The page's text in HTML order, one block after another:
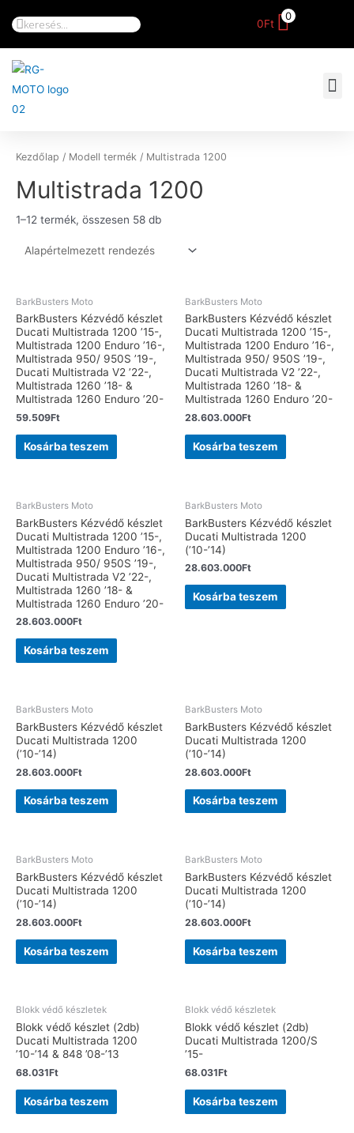
0Ft
0
Kezdőlap / Modell termék / Multistrada 1200
Multistrada 1200
1–12 termék, összesen 58 db
BarkBusters Moto
BarkBusters Kézvédő készlet
Ducati Multistrada 1200 ’15-,
Multistrada 1200 Enduro ’16-,
Multistrada 950/ 950S ’19-,
Ducati Multistrada V2 ’22-,
Multistrada 1260 ’18- &
Multistrada 1260 Enduro ’20-
59.509Ft
Kosárba teszem
BarkBusters Moto
BarkBusters Kézvédő készlet
Ducati Multistrada 1200 ’15-,
Multistrada 1200 Enduro ’16-,
Multistrada 950/ 950S ’19-,
Ducati Multistrada V2 ’22-,
Multistrada 1260 ’18- &
Multistrada 1260 Enduro ’20-
28.603.000Ft
Kosárba teszem
BarkBusters Moto
BarkBusters Kézvédő készlet
Ducati Multistrada 1200 ’15-,
Multistrada 1200 Enduro ’16-,
Multistrada 950/ 950S ’19-,
Ducati Multistrada V2 ’22-,
Multistrada 1260 ’18- &
Multistrada 1260 Enduro ’20-
28.603.000Ft
Kosárba teszem
BarkBusters Moto
BarkBusters Kézvédő készlet
Ducati Multistrada 1200
(’10-’14)
28.603.000Ft
Kosárba teszem
BarkBusters Moto
BarkBusters Kézvédő készlet
Ducati Multistrada 1200
(’10-’14)
28.603.000Ft
Kosárba teszem
BarkBusters Moto
BarkBusters Kézvédő készlet
Ducati Multistrada 1200
(’10-’14)
28.603.000Ft
Kosárba teszem
BarkBusters Moto
BarkBusters Kézvédő készlet
Ducati Multistrada 1200
(’10-’14)
28.603.000Ft
Kosárba teszem
BarkBusters Moto
BarkBusters Kézvédő készlet
Ducati Multistrada 1200
(’10-’14)
28.603.000Ft
Kosárba teszem
Blokk védő készletek
Blokk védő készlet (2db)
Ducati Multistrada 1200
’10-’14 & 848 ’08-’13
68.031Ft
Kosárba teszem
Blokk védő készletek
Blokk védő készlet (2db)
Ducati Multistrada 1200/S
’15-
68.031Ft
Kosárba teszem